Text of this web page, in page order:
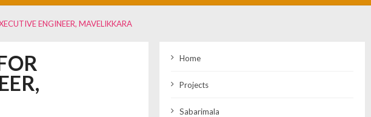
ENGINEER, MAVELIKKARA
Home
Projects
Sabarimala